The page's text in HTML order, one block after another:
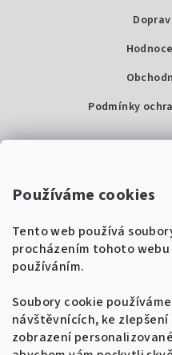
Používáme cookies
Tento web používá
procházením tohoto
používáním.
Soubory cookie
návštěvnících, ke
zobrazení
Podmínky
Super
IČ:
+420
V pracovních
🎸 Naladíme tě
Získej tipy, novinky a